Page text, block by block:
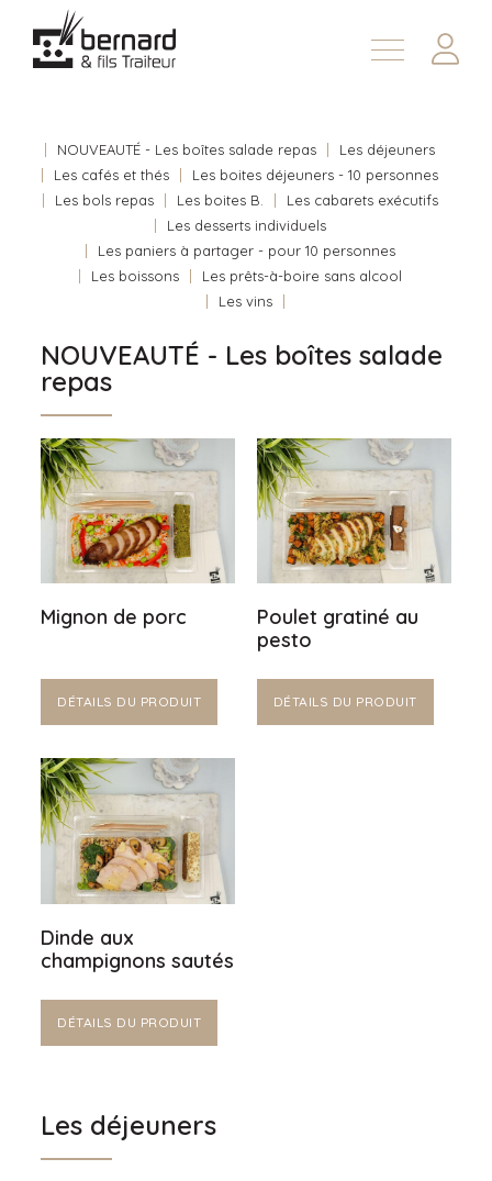
Demander une soumission
À propos
En
NOUVEAUTÉ - Les boîtes salade repas
Les déjeuners
Les cafés et thés
Les boites déjeuners - 10 personnes
Les bols repas
Les boites B.
Les cabarets exécutifs
Les desserts individuels
Les paniers à partager - pour 10 personnes
Les boissons
Les prêts-à-boire sans alcool
Les vins
NOUVEAUTÉ - Les boîtes salade
repas
Mignon de porc
DÉTAILS DU PRODUIT
Poulet gratiné au
pesto
DÉTAILS DU PRODUIT
Dinde aux
champignons sautés
DÉTAILS DU PRODUIT
Les déjeuners